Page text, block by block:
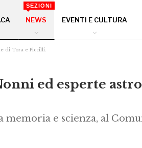
NEWS
SEZIONI
EVENTI E CULTURA
di Tora e Piccilli.
ed esperte
e scienza, al